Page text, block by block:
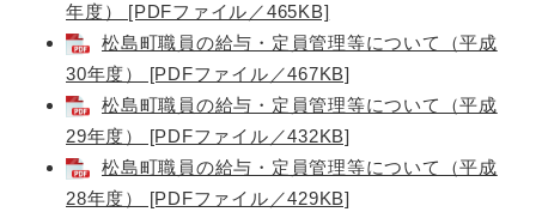
年度） [PDFファイル／465KB]
松島町職員の給与・定員管理等について（平成
30年度） [PDFファイル／467KB]
松島町職員の給与・定員管理等について（平成
29年度） [PDFファイル／432KB]
松島町職員の給与・定員管理等について（平成
28年度） [PDFファイル／429KB]